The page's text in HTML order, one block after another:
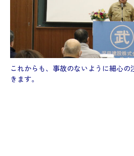
これからも、事故のないように細心
きます。